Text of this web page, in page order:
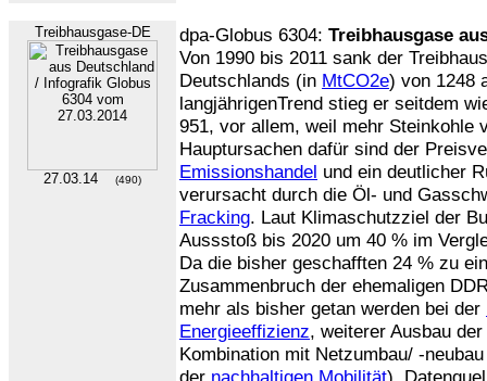
Treibhausgase-DE
27.03.14 (490)
dpa-Globus 6304: Treibhausgase
Von 1990 bis 2011 sank der
Deutschlands (in MtCO2e) von 1248
langjährigenTrend stieg er seitdem
951, vor allem, weil mehr Steinkohle
Hauptursachen dafür sind der
Emissionshandel und ein deutlicher
verursacht durch die Öl- und
Fracking. Laut Klimaschutzziel der
Aussstoß bis 2020 um 40 % im
Da die bisher geschafften 24 % zu
Zusammenbruch der ehemaligen
mehr als bisher getan werden bei der
Energieeffizienz, weiterer Ausbau der
Kombination mit Netzumbau/ -
der nachhaltigen Mobilität).